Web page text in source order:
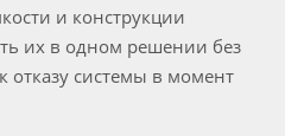
и конструкции
их в одном решении без
отказу системы в момент